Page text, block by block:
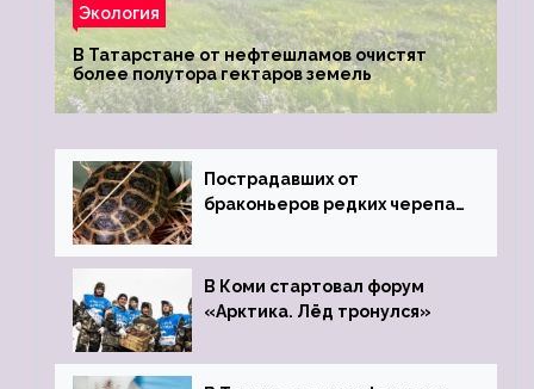
Экология
В Татарстане от нефтешламов очистят
более полутора гектаров земель
Пострадавших от
браконьеров редких черепах
зоопарк
В Коми стартовал форум
«Арктика. Лёд тронулся»